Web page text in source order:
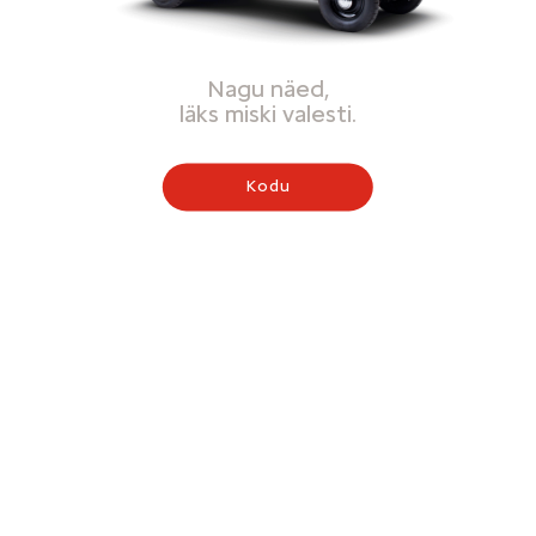
Nagu näed,
läks miski valesti.
Kodu